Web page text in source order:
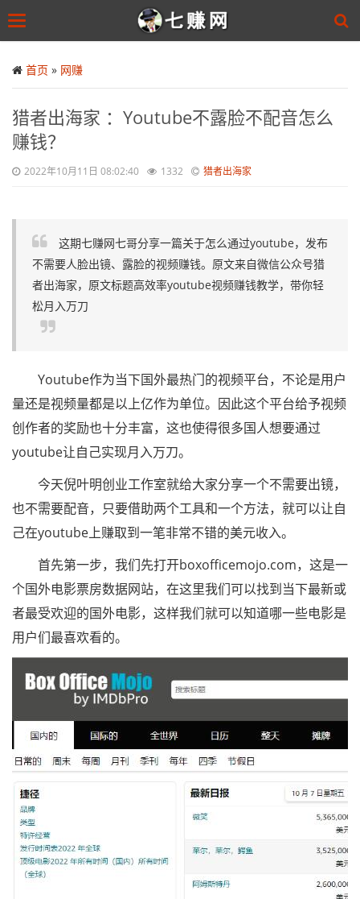
to
main
Toggle
首页 » 网赚
猎者出海家 ：Youtube不露脸不配音怎么
赚钱？
2022年10月11日 08:02:40 1332 猎者出海家
这期七赚网七哥分享一篇关于怎么通过youtube，发布
不需要人脸出镜、露脸的视频赚钱。原文来自微信公众号猎
者出海家，原文标题高效率youtube视频赚钱教学，带你轻
松月入万刀
Youtube作为当下国外最热门的视频平台，不论是用户
量还是视频量都是以上亿作为单位。因此这个平台给予视频
创作者的奖励也十分丰富，这也使得很多国人想要通过
youtube让自己实现月入万刀。
今天倪叶明创业工作室就给大家分享一个不需要出镜，
也不需要配音，只要借助两个工具和一个方法，就可以让自
己在youtube上赚取到一笔非常不错的美元收入。
首先第一步，我们先打开boxofficemojo.com，这是一
个国外电影票房数据网站，在这里我们可以找到当下最新或
者最受欢迎的国外电影，这样我们就可以知道哪一些电影是
用户们最喜欢看的。